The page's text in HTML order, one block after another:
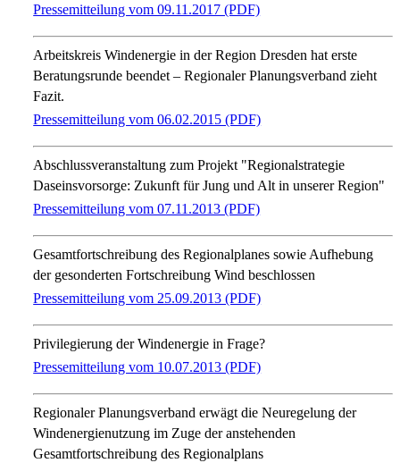
Pressemitteilung vom 09.11.2017 (PDF)
Arbeitskreis Windenergie in der Region Dresden hat erste
Beratungsrunde beendet – Regionaler Planungsverband zieht
Fazit.
Pressemitteilung vom 06.02.2015 (PDF)
Abschlussveranstaltung zum Projekt "Regionalstrategie
Daseinsvorsorge: Zukunft für Jung und Alt in unserer Region"
Pressemitteilung vom 07.11.2013 (PDF)
Gesamtfortschreibung des Regionalplanes sowie Aufhebung
der gesonderten Fortschreibung Wind beschlossen
Pressemitteilung vom 25.09.2013 (PDF)
Privilegierung der Windenergie in Frage?
Pressemitteilung vom 10.07.2013 (PDF)
Regionaler Planungsverband erwägt die Neuregelung der
Windenergienutzung im Zuge der anstehenden
Gesamtfortschreibung des Regionalplans